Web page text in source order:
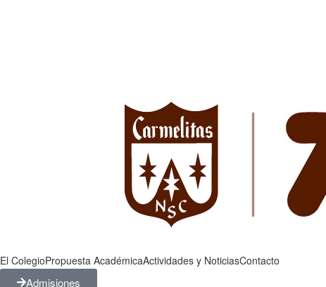
El ColegioPropuesta AcadémicaActividades y NoticiasContacto
Admisiones